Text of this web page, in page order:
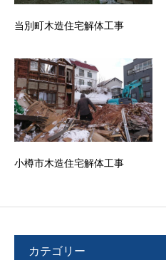
当別町木造住宅解体工事
小樽市木造住宅解体工事
カテゴリー